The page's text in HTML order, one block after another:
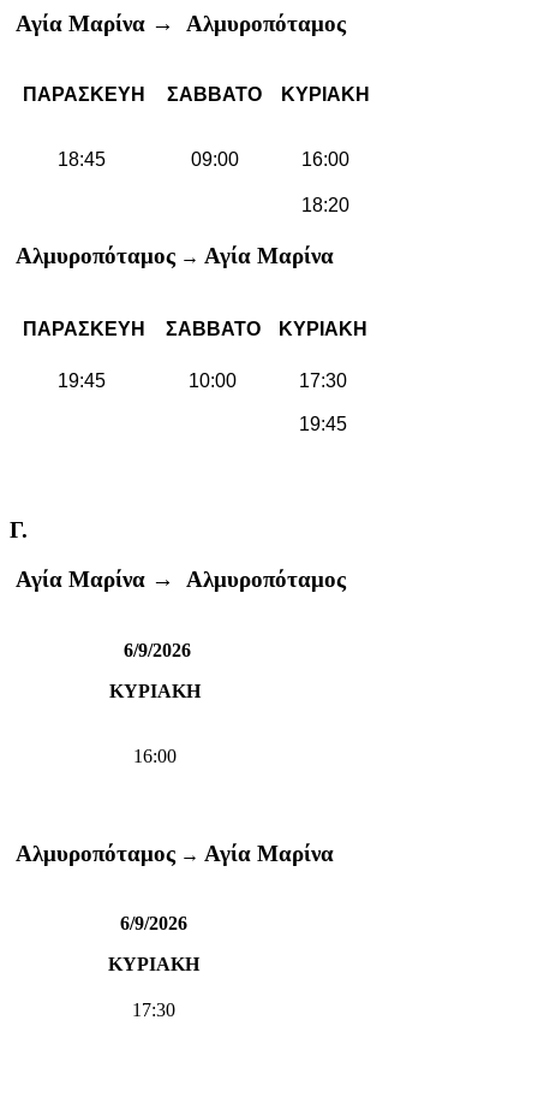
Αγία Μαρίνα → Αλμυροπόταμος
ΠΑΡΑΣΚΕΥΗ ΣΑΒΒΑΤΟ ΚΥΡΙΑΚΗ
18:45 09:00 16:00
18:20
Αλμυροπόταμος → Αγία Μαρίνα
ΠΑΡΑΣΚΕΥΗ ΣΑΒΒΑΤΟ ΚΥΡΙΑΚΗ
19:45 10:00 17:30
19:45
Γ.
Αγία Μαρίνα → Αλμυροπόταμος
6/9/2026
ΚΥΡΙΑΚΗ
16:00
Αλμυροπόταμος → Αγία Μαρίνα
6/9/2026
ΚΥΡΙΑΚΗ
17:30